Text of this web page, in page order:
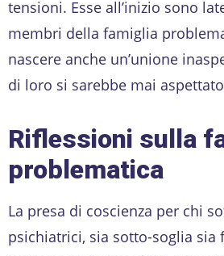
tensioni. Esse all’inizio sono
membri della famiglia
nascere anche un’unione
di loro si sarebbe mai
Riflessioni sulla
problematica
La presa di coscienza per chi
psichiatrici, sia sotto-soglia sia